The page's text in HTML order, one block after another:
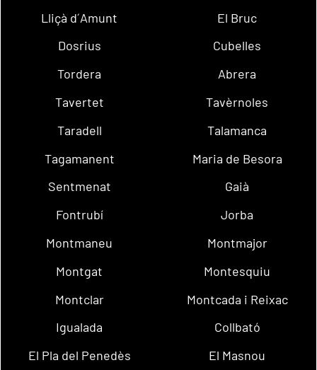
Lliçà d´Amunt
El Bruc
Dosrius
Cubelles
Tordera
Abrera
Tavertet
Tavèrnoles
Taradell
Talamanca
Tagamanent
Maria de Besora
Sentmenat
Gaià
Fontrubí
Jorba
Montmaneu
Montmajor
Montgat
Montesquiu
Montclar
Montcada i Reixac
Igualada
Collbató
El Pla del Penedès
El Masnou